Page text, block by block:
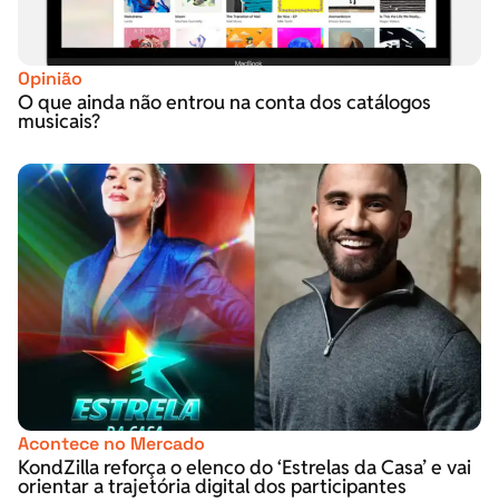
Opinião
O que ainda não entrou na conta dos catálogos
musicais?
Acontece no Mercado
KondZilla reforça o elenco do ‘Estrelas da Casa’ e vai
orientar a trajetória digital dos participantes